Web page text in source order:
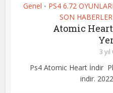
Genel • PS4 6.72
SON
Atomic Heart
3 yıl
Ps4 Atomic Heart İndir
indir.